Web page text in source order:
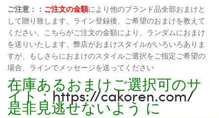
ご注意：： ご注文の金額により他のブランド品全部おまけと
して贈り致します、ライン登録後、ご希望のおまけを教えて
ください、こちらがご注文の金額により、ランダムにおまけ
を送りいたします、弊店がおまけスタイルがいろいろありま
すが、もしさらにおまけのスタイルご選択をご指定ご希望の
場合、ラインでメッセージを送ってください
在庫あるおまけご選択可のサ
イト：https://cakoren.com/
是非見逃せないよう に